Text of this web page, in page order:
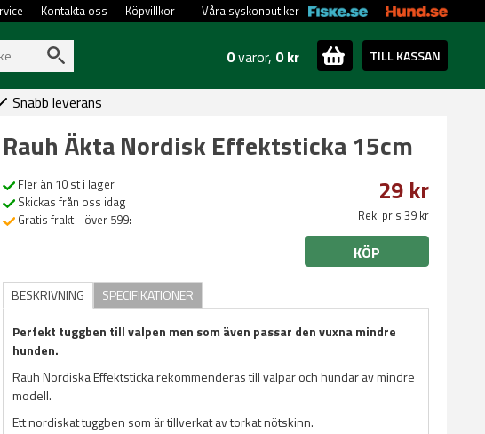
Våra syskonbutiker
Köpvillkor
Kontakta oss
0varor, 0 kr TILL KASSAN
Snabb leverans
Rauh Äkta Nordisk Effektsticka 15cm
Fler än 10 st i lager
Skickas från oss idag
Gratis frakt - över 599:-
29 kr
Rek. pris 39 kr
KÖP
BESKRIVNING
SPECIFIKATIONER
Perfekt tuggben till valpen men som även passar den vuxna mindre
hunden.
Rauh Nordiska Effektsticka rekommenderas till valpar och hundar av mindre
modell.
Ett nordiskat tuggben som är tillverkat av torkat nötskinn.